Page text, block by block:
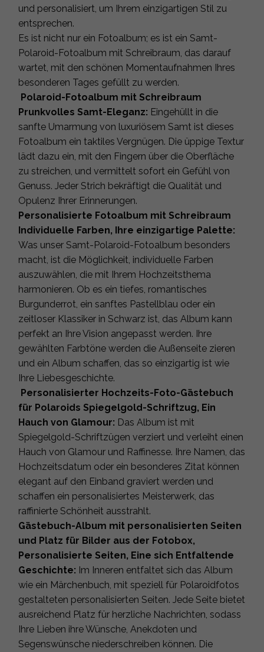
und personalisiert, um Ihrem einzigartigen Stil zu
entsprechen.
Es ist nicht nur ein Fotoalbum; es ist ein Samt-
Polaroid-Fotoalbum mit Schreibraum, das darauf
wartet, mit den schönen Momentaufnahmen Ihres
besonderen Tages gefüllt zu werden.
Polaroid-Fotoalbum mit Schreibraum
Prunkvolles Samt-Eleganz: Eingehüllt in die
sanfte Umarmung von luxuriösem Samt ist dieses
Fotoalbum ein taktiles Vergnügen. Die üppige Textur
lädt dazu ein, mit den Fingern über die Oberfläche
zu streichen, und vermittelt sofort ein Gefühl von
Genuss. Jeder Strich bekräftigt die Qualität und
Opulenz Ihrer Erinnerungen.
Personalisierte Fotoalbum mit Schreibraum
Individuelle Farben, Ihre einzigartige Palette:
Was unser Samt-Polaroid-Fotoalbum besonders
macht, ist die Möglichkeit, individuelle Farben
auszuwählen, die mit Ihrem Hochzeitsthema
harmonieren. Ob es ein tiefes, romantisches
Burgunderrot, ein sanftes Pastellblau oder ein
zeitloser Klassiker in Schwarz ist, das Album kann
perfekt an Ihre Vision angepasst werden. Ihre
gewählten Farbtöne werden die Außenseite zieren
und ein Album schaffen, das so einzigartig ist wie
Ihre Liebesgeschichte.
Personalisierter Hochzeits-Foto-Gästebuch
für Polaroids Spiegelgold-Schriftzug, Ein
Hauch von Glamour: Das Album ist mit
Spiegelgold-Schriftzügen verziert und verleiht einen
Hauch von Glamour und Raffinesse. Ihre Namen, das
Hochzeitsdatum oder ein besonderes Zitat können
elegant auf den Einband graviert werden und
schaffen ein personalisiertes Meisterwerk, das
raffinierte Schönheit ausstrahlt.
Gästebuch-Album mit personalisierten Seiten
und Platz für Bilder aus der Fotobox,
Personalisierte Seiten, Eine sich Entfaltende
Geschichte: Im Inneren entfaltet sich das Album
wie ein Märchenbuch, mit speziell für Polaroidfotos
gestalteten personalisierten Seiten. Jede Seite bietet
ausreichend Platz für herzliche Nachrichten, sodass
Ihre Lieben ihre Wünsche, Anekdoten und
Segenswünsche niederschreiben können. Die